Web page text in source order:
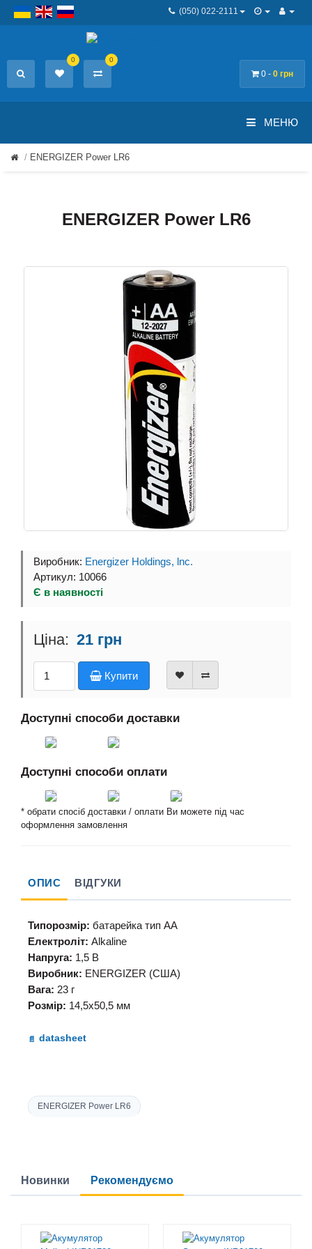
(050) 022-2111
0 - 0 грн
0 0
МЕНЮ
ENERGIZER Power LR6
ENERGIZER Power LR6
Виробник: Energizer Holdings, lnc.
Артикул: 10066
Є в наявності
21 грн
Купити
Доступні способи доставки
Доступні способи оплати
* обрати спосіб доставки / оплати Ви можете під час
оформлення замовлення
ОПИС ВІДГУКИ
Типорозмір: батарейка тип АА
Електроліт: Alkaline
Напруга: 1,5 В
Виробник: ENERGIZER (США)
Вага: 23 г
Розмір: 14,5х50,5 мм
datasheet
ENERGIZER Power LR6
Новинки Рекомендуємо